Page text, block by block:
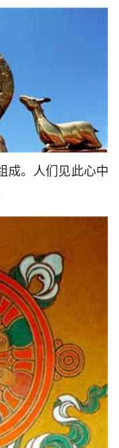
成。人们见此心中